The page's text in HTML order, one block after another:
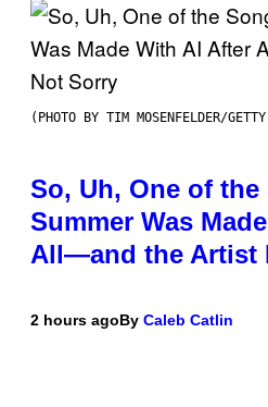
(PHOTO BY TIM MOSENFELDER/
So, Uh, One of
Summer Was
All—and the Artist
2 hours agoBy Caleb Catlin